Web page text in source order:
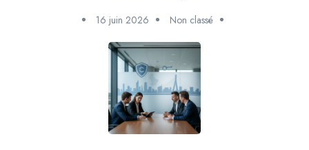
16 juin 2026 Non classé